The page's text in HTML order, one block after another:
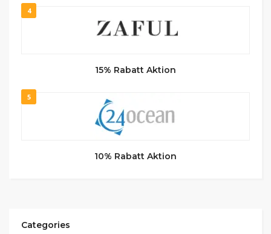
4
15% Rabatt Aktion
5
10% Rabatt Aktion
Categories